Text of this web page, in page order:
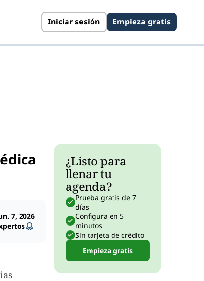
Iniciar sesión Empieza gratis
7, 2026
¿Listo para
llenar tu
agenda?
Prueba gratis de 7
días
Configura en 5
minutos
Sin tarjeta de crédito
Empieza gratis